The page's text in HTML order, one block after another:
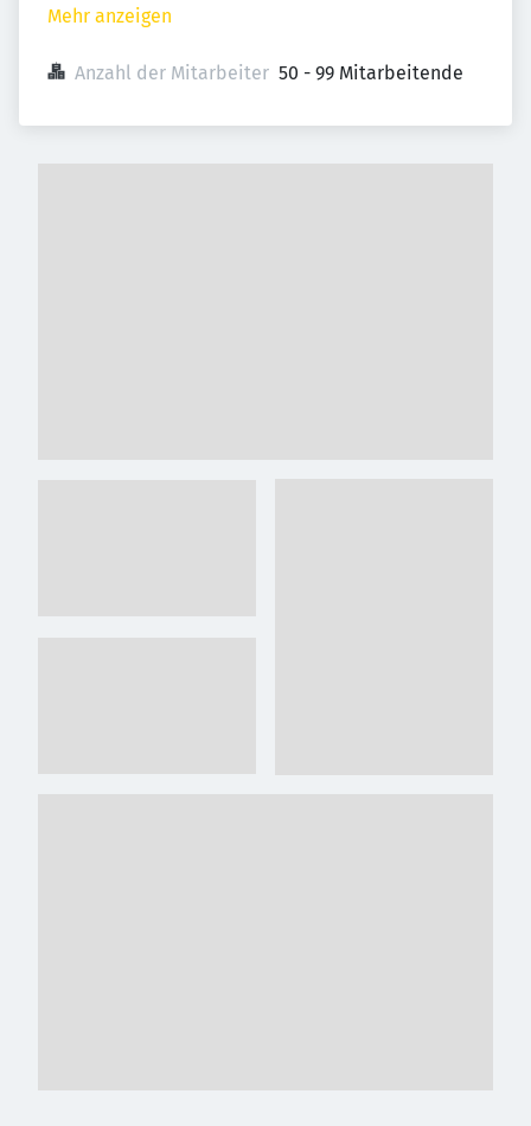
Mehr anzeigen
Anzahl der Mitarbeiter 50 - 99 Mitarbeitende